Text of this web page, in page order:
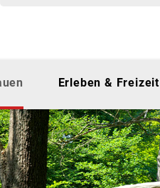
Erleben & Freizeit